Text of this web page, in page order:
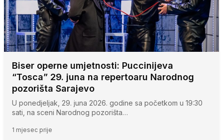
Biser operne umjetnosti: Puccinijeva
“Tosca” 29. juna na repertoaru Narodnog
pozorišta Sarajevo
U ponedjeljak, 29. juna 2026. godine sa početkom u 19:30
sati, na sceni Narodnog pozorišta…
1 mjesec prije